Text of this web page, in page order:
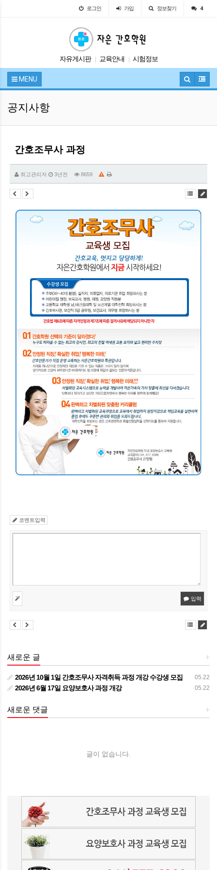
로그인 가입 정보찾기 4
자유게시판 교육안내 시험정보
입학안내
공지사항
MENU
공지사항
간호조무사 과정
최고관리자 3년전 8659
코멘트입력
입력
+
새로운 글
05.22
2026년 10월 1일 간호조무사 자격취득 과정 개강 수강생 모집
05.22
2026년 6월 17일 요양보호사 과정 개강
+
새로운 댓글
글이 없습니다.